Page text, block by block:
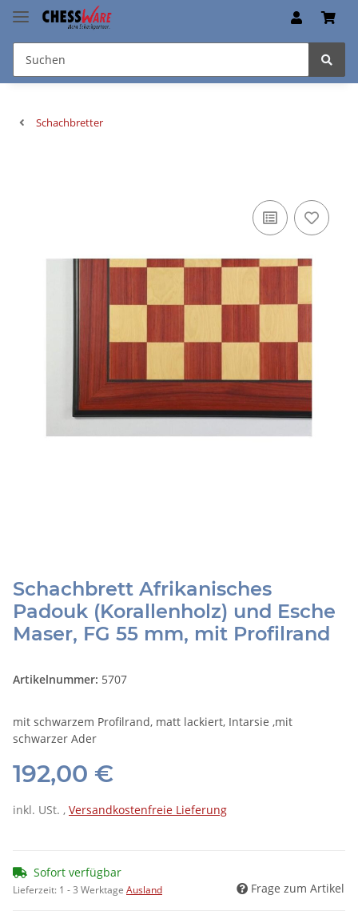
Schachbretter
Schachbrett Afrikanisches
Padouk (Korallenholz) und Esche
Maser, FG 55 mm, mit Profilrand
Artikelnummer: 5707
mit schwarzem Profilrand, matt lackiert, Intarsie ,mit
schwarzer Ader
192,00 €
inkl. USt. , Versandkostenfreie Lieferung
Sofort verfügbar
Lieferzeit: 1 - 3 Werktage Ausland Frage zum Artikel